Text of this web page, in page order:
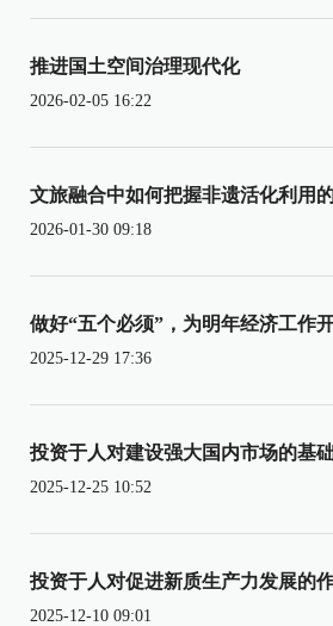
推进国土空间治理现代化
2026-02-05 16:22
文旅融合中如何把握非遗活化利用
2026-01-30 09:18
做好“五个必须”，为明年经济工作
2025-12-29 17:36
投资于人对建设强大国内市场的基
2025-12-25 10:52
投资于人对促进新质生产力发展的
2025-12-10 09:01